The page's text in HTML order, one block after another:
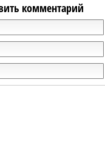
комментарий